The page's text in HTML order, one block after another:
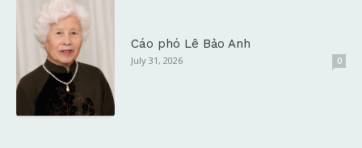
Cáo phó Lê Bảo Anh
July 31, 2026 0